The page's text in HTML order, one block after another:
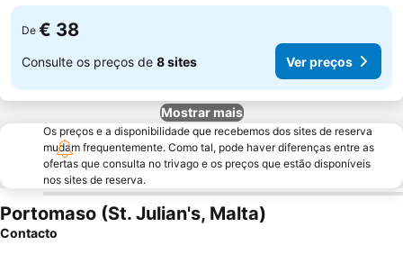
De € 38
Consulte os preços de 8 sites Ver preços
Mostrar mais
Os preços e a disponibilidade que recebemos dos sites de reserva
mudam frequentemente. Como tal, pode haver diferenças entre as
ofertas que consulta no trivago e os preços que estão disponíveis
nos sites de reserva.
Portomaso (St. Julian's, Malta)
Contacto